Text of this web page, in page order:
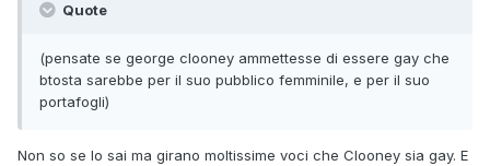
Quote
(pensate se george clooney ammettesse di essere gay che
btosta sarebbe per il suo pubblico femminile, e per il suo
portafogli)
Non so se lo sai ma girano moltissime voci che Clooney sia gay. E